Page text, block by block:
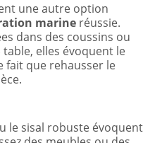
une autre option
marine réussie.
dans des coussins ou
elles évoquent le
fait que rehausser le
le sisal robuste évoquent